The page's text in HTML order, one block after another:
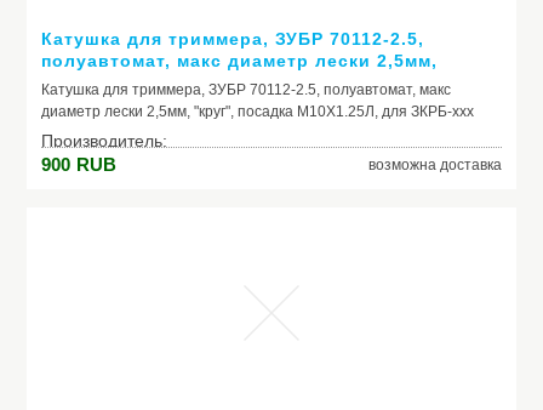
Катушка для триммера, ЗУБР 70112-2.5,
полуавтомат, макс диаметр лески 2,5мм,
"круг", посадка М10Х1.25Л, для ЗКРБ-ххх
Катушка для триммера, ЗУБР 70112-2.5, полуавтомат, макс
диаметр лески 2,5мм, "круг", посадка М10Х1.25Л, для ЗКРБ-ххх
Производитель:
900 RUB возможна доставка